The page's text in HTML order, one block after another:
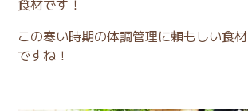
食材です！
この寒い時期の体調管理に頼もしい食材
ですね！